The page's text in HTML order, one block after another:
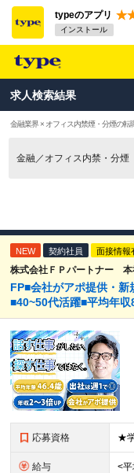
typeのアプリ
インストール
求人検索結果
金融業界 × オフィス内禁煙・分煙の転
金融／オフィス内禁・分煙
NEW 契約社員 面接情報
株式会社ＦＰパートナー 本
FP■会社がアポ提供・
■40~50代活躍■平均年収
応募資格
給与